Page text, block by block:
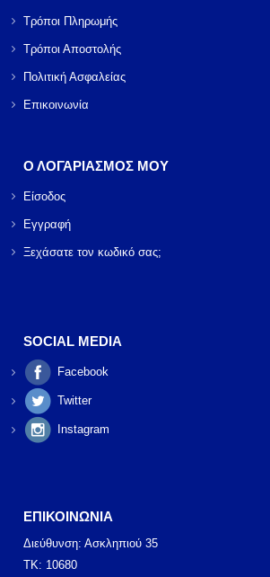
Τρόποι Πληρωμής
Τρόποι Αποστολής
Πολιτική Ασφαλείας
Επικοινωνία
Ο ΛΟΓΑΡΙΑΣΜΟΣ ΜΟΥ
Είσοδος
Εγγραφή
Ξεχάσατε τον κωδικό σας;
SOCIAL MEDIA
Facebook
Twitter
Instagram
ΕΠΙΚΟΙΝΩΝΙΑ
Διεύθυνση: Ασκληπιού 35
ΤΚ: 10680